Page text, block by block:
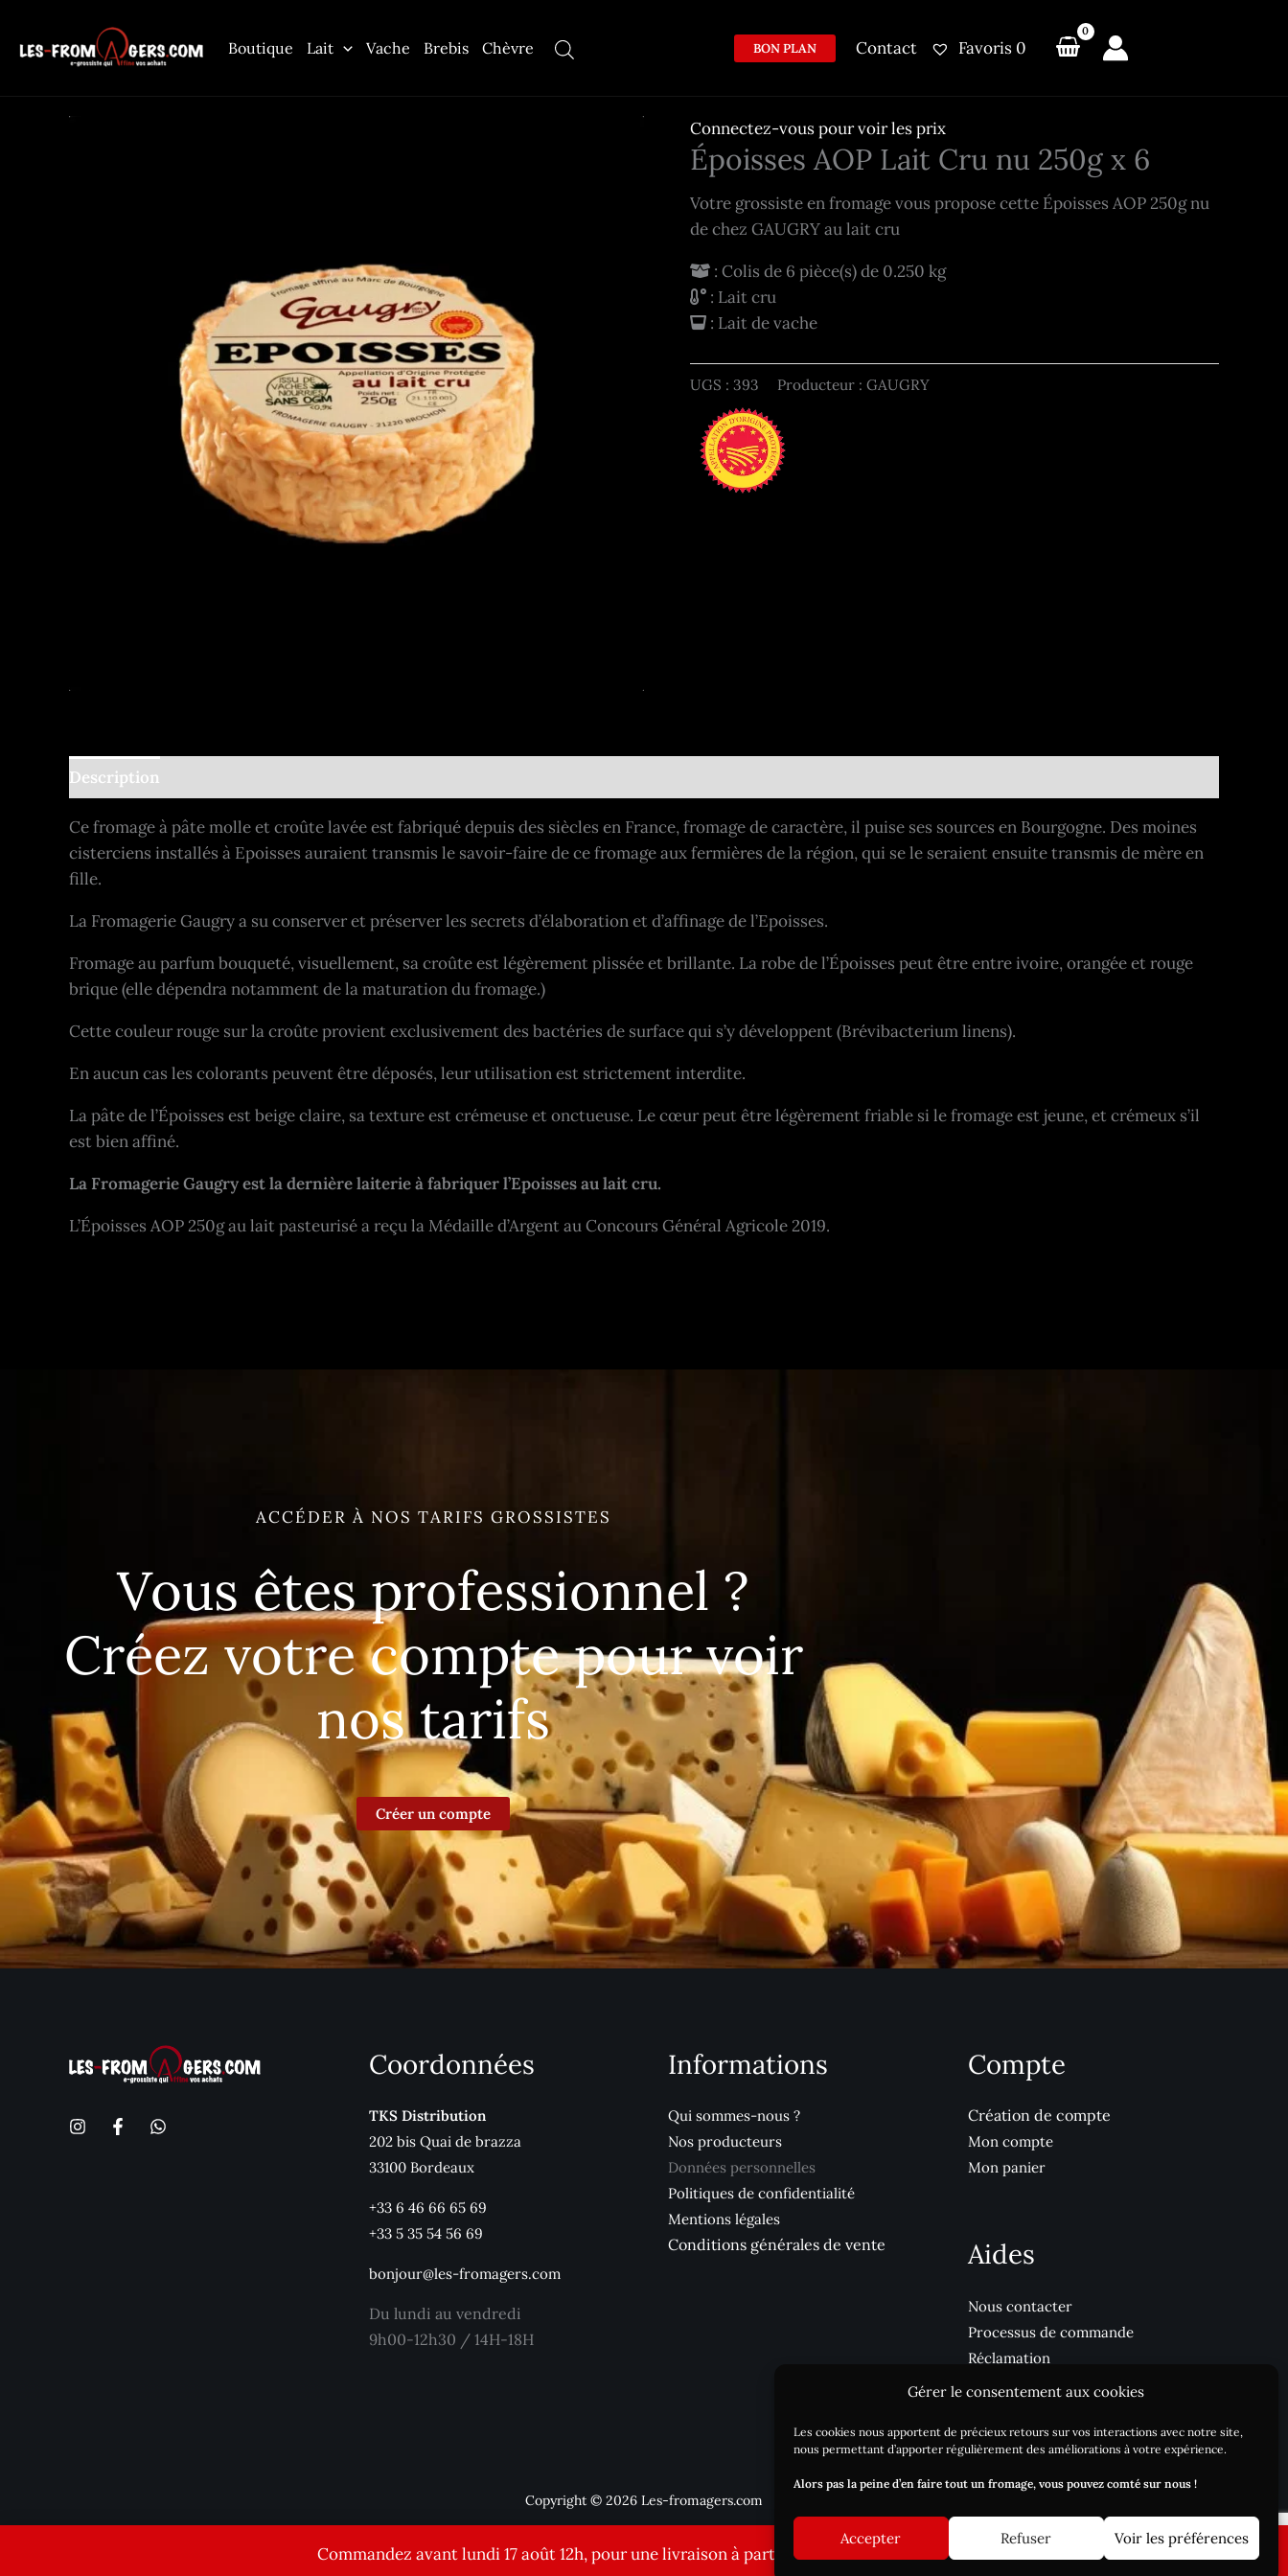
Gérer le consentement aux cookies
Les cookies nous apportent de précieux retours sur vos interactions avec notre site,
nous permettant d’apporter régulièrement des améliorations à votre expérience.
Alors pas la peine d’en faire tout un fromage, vous pouvez comté sur nous !
Accepter Refuser Voir les préférences
Commandez avant lundi 17 août 12h, pour une livraison à partir du jeudi 20 août Ignorer
contenu
Boutique Lait Vache Brebis Chèvre BON PLAN Contact Favoris 0
Connectez-vous pour voir les prix
Époisses AOP Lait Cru nu 250g x 6
Votre grossiste en fromage vous propose cette Époisses AOP 250g nu
de chez GAUGRY au lait cru
: Colis de 6 pièce(s) de 0.250 kg
: Lait cru
: Lait de vache
UGS : 393 Producteur : GAUGRY
Description
Ce fromage à pâte molle et croûte lavée est fabriqué depuis des siècles en France, fromage de caractère, il puise ses sources en Bourgogne. Des moines
cisterciens installés à Epoisses auraient transmis le savoir-faire de ce fromage aux fermières de la région, qui se le seraient ensuite transmis de mère en
fille.
La Fromagerie Gaugry a su conserver et préserver les secrets d’élaboration et d’affinage de l’Epoisses.
Fromage au parfum bouqueté, visuellement, sa croûte est légèrement plissée et brillante. La robe de l’Époisses peut être entre ivoire, orangée et rouge
brique (elle dépendra notamment de la maturation du fromage.)
Cette couleur rouge sur la croûte provient exclusivement des bactéries de surface qui s’y développent (Brévibacterium linens).
En aucun cas les colorants peuvent être déposés, leur utilisation est strictement interdite.
La pâte de l’Époisses est beige claire, sa texture est crémeuse et onctueuse. Le cœur peut être légèrement friable si le fromage est jeune, et crémeux s’il
est bien affiné.
La Fromagerie Gaugry est la dernière laiterie à fabriquer l’Epoisses au lait cru.
L’Époisses AOP 250g au lait pasteurisé a reçu la Médaille d’Argent au Concours Général Agricole 2019.
ACCÉDER À NOS TARIFS GROSSISTES
Vous êtes professionnel ?
Créez votre compte pour voir
nos tarifs
Créer un compte
Coordonnées
TKS Distribution
202 bis Quai de brazza
33100 Bordeaux
+33 6 46 66 65 69
+33 5 35 54 56 69
bonjour@les-fromagers.com
Du lundi au vendredi
9h00-12h30 / 14H-18H
Informations
Qui sommes-nous ?
Nos producteurs
Données personnelles
Politiques de confidentialité
Mentions légales
Conditions générales de vente
Compte
Création de compte
Mon compte
Mon panier
Aides
Nous contacter
Processus de commande
Réclamation
Livraison / DLC
Copyright © 2026 Les-fromagers.com